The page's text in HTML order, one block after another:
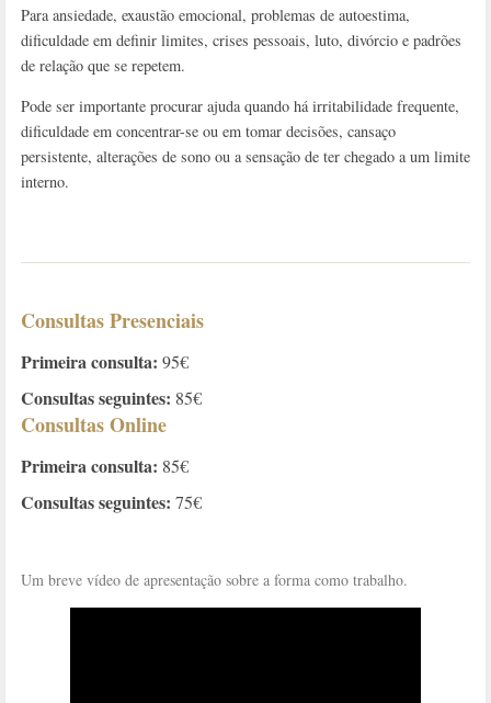
Para ansiedade, exaustão emocional, problemas de autoestima,
dificuldade em definir limites, crises pessoais, luto, divórcio e padrões
de relação que se repetem.
Pode ser importante procurar ajuda quando há irritabilidade frequente,
dificuldade em concentrar-se ou em tomar decisões, cansaço
persistente, alterações de sono ou a sensação de ter chegado a um limite
interno.
Consultas Presenciais
Primeira consulta: 95€
Consultas seguintes: 85€
Consultas Online
Primeira consulta: 85€
Consultas seguintes: 75€
Um breve vídeo de apresentação sobre a forma como trabalho.